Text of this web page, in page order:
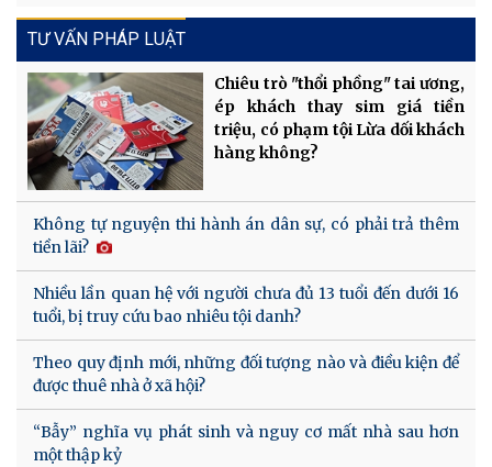
TƯ VẤN PHÁP LUẬT
Chiêu trò "thổi phồng" tai ương,
ép khách thay sim giá tiền
triệu, có phạm tội Lừa dối khách
hàng không?
Không tự nguyện thi hành án dân sự, có phải trả thêm
tiền lãi?
Nhiều lần quan hệ với người chưa đủ 13 tuổi đến dưới 16
tuổi, bị truy cứu bao nhiêu tội danh?
Theo quy định mới, những đối tượng nào và điều kiện để
được thuê nhà ở xã hội?
“Bẫy” nghĩa vụ phát sinh và nguy cơ mất nhà sau hơn
một thập kỷ